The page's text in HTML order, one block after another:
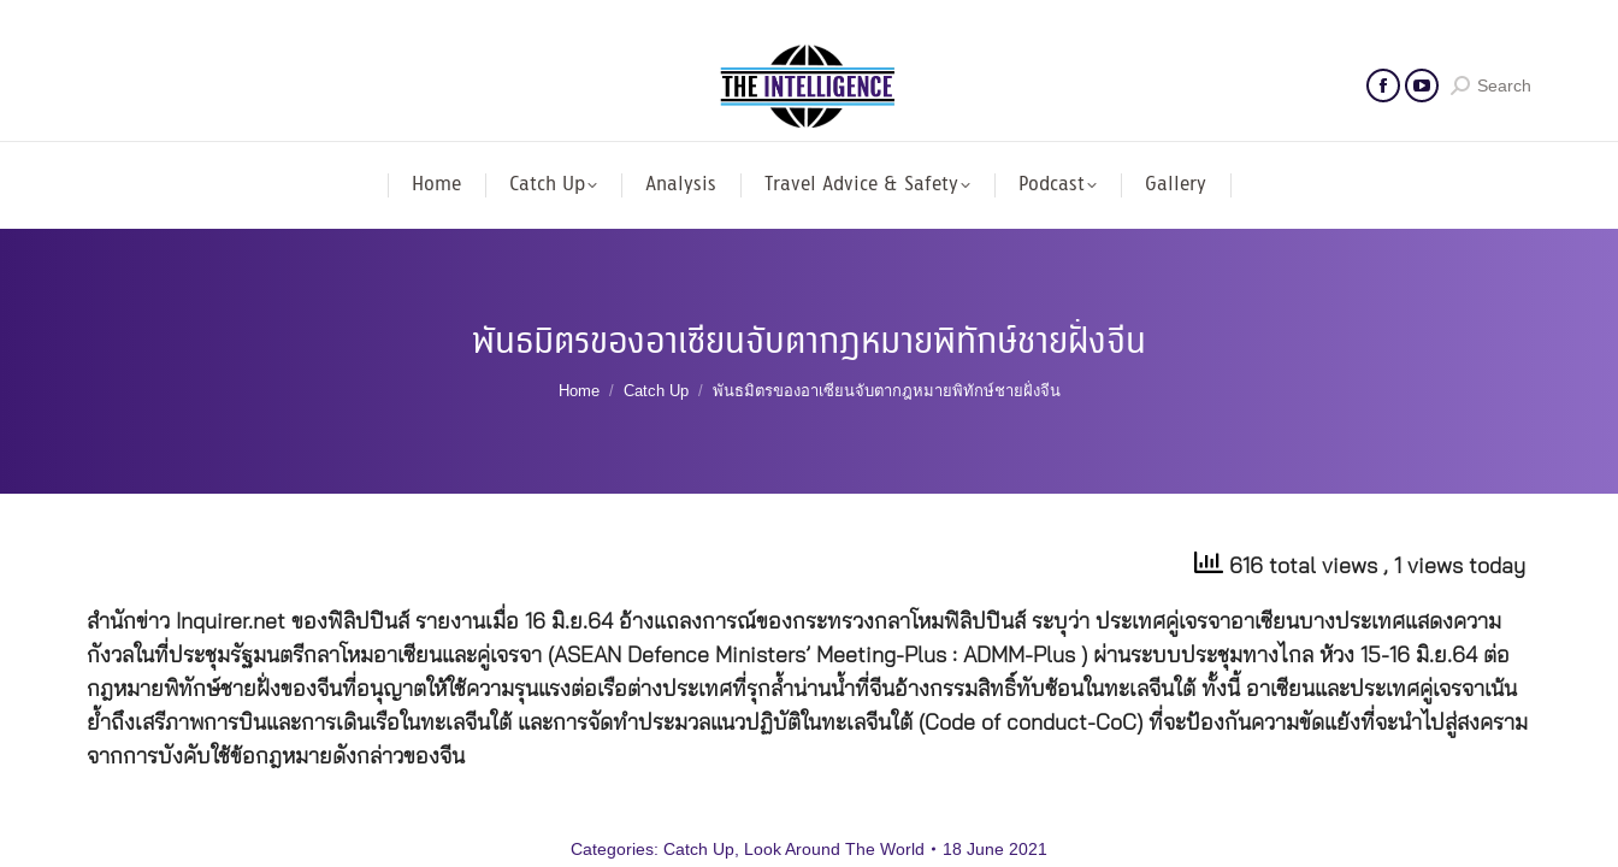
Search
Home Catch Up Analysis Travel Advice & Safety Podcast Gallery
พันธมิตรของอาเซียนจับตากฎหมายพิทักษ์ชายฝั่งจีน
You are here:
Home Catch Up พันธมิตรของอาเซียนจับตากฎหมายพิทักษ์ชายฝั่งจีน
616 total views , 1 views today
สำนักข่าว Inquirer.net ของฟิลิปปินส์ รายงานเมื่อ 16 มิ.ย.64 อ้างแถลงการณ์ของกระทรวงกลาโหมฟิลิปปินส์ ระบุว่า ประเทศคู่เจรจาอาเซียนบางประเทศแสดงความ
กังวลในที่ประชุมรัฐมนตรีกลาโหมอาเซียนและคู่เจรจา (ASEAN Defence Ministers’ Meeting-Plus : ADMM-Plus ) ผ่านระบบประชุมทางไกล ห้วง 15-16 มิ.ย.64 ต่อ
กฎหมายพิทักษ์ชายฝั่งของจีนที่อนุญาตให้ใช้ความรุนแรงต่อเรือต่างประเทศที่รุกล้ำน่านน้ำที่จีนอ้างกรรมสิทธิ์ทับซ้อนในทะเลจีนใต้ ทั้งนี้ อาเซียนและประเทศคู่เจรจาเน้น
ย้ำถึงเสรีภาพการบินและการเดินเรือในทะเลจีนใต้ และการจัดทำประมวลแนวปฏิบัติในทะเลจีนใต้ (Code of conduct-CoC) ที่จะป้องกันความขัดแย้งที่จะนำไปสู่สงคราม
จากการบังคับใช้ข้อกฎหมายดังกล่าวของจีน
Categories: Catch Up Look Around The World 18 June 2021